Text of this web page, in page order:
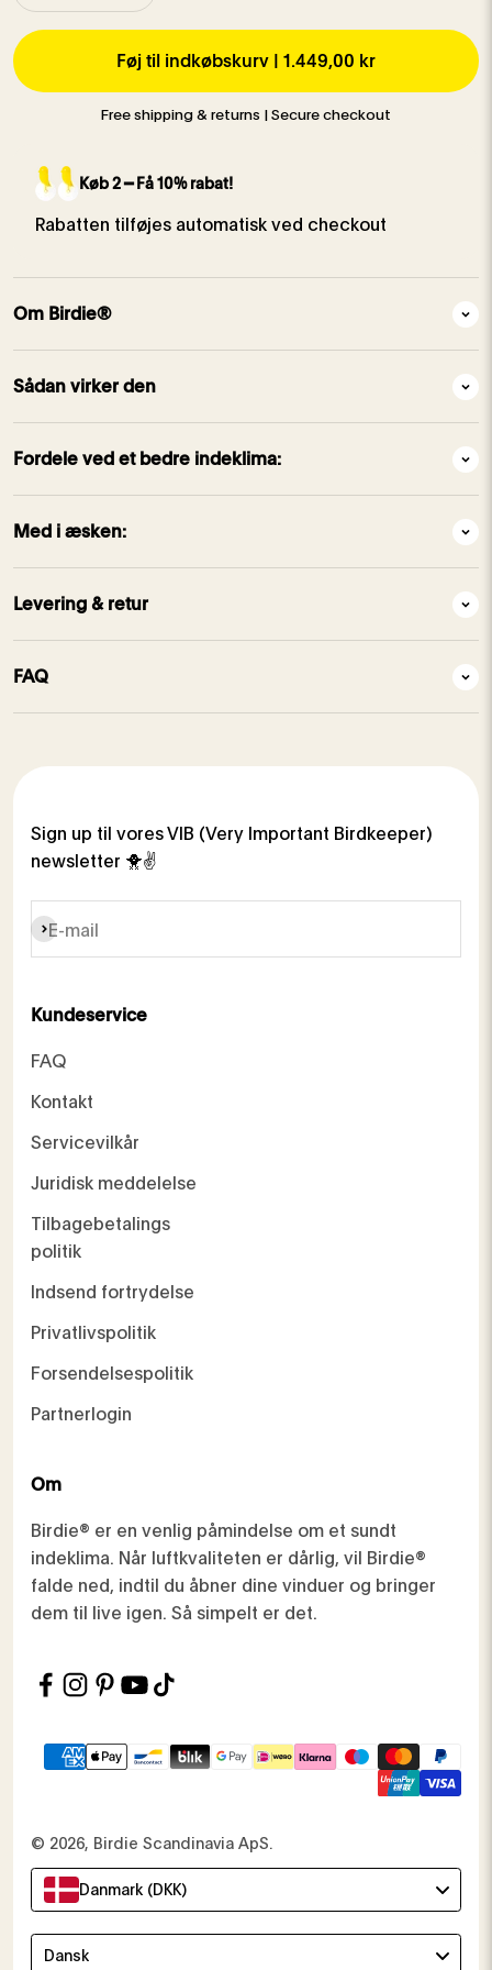
Føj til indkøbskurv | 1.449,00 kr
Free shipping & returns | Secure checkout
Køb 2 ━ Få 10% rabat!
Rabatten tilføjes automatisk ved checkout
Om Birdie®
Sådan virker den
Fordele ved et bedre indeklima:
Med i æsken:
Levering & retur
FAQ
Sign up til vores VIB (Very Important Birdkeeper)
newsletter 🐥✌️
E-mail
Abonnér
Kundeservice
FAQ
Kontakt
Servicevilkår
Juridisk meddelelse
Tilbagebetalings
politik
Indsend fortrydelse
Privatlivspolitik
Forsendelsespolitik
Partnerlogin
Om
Birdie® er en venlig påmindelse om et sundt
indeklima. Når luftkvaliteten er dårlig, vil Birdie®
falde ned, indtil du åbner dine vinduer og bringer
dem til live igen. Så simpelt er det.
© 2026, Birdie Scandinavia ApS.
Danmark (DKK)
Language
Dansk